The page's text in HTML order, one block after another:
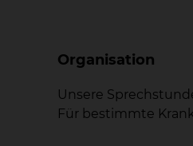
Organisation
Unsere
Für bestimmte